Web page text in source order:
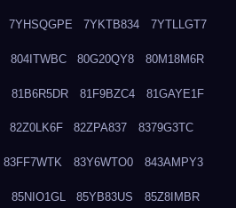
7YHSQGPE 7YKTB834 7YTLLGT7
804ITWBC 80G20QY8 80M18M6R
81B6R5DR 81F9BZC4 81GAYE1F
82Z0LK6F 82ZPA837 8379G3TC
83FF7WTK 83Y6WTO0 843AMPY3
85NIO1GL 85YB83US 85Z8IMBR